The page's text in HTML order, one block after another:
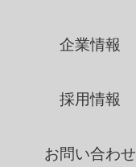
企業情報
採用情報
お問い合わせ